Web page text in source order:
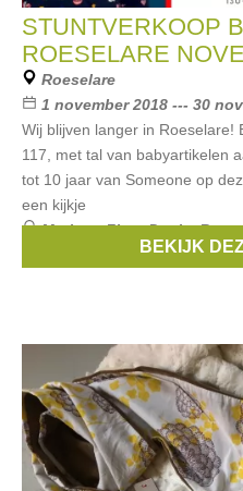
STUNTVERKOOP
ROESELARE
Roeselare
1 november 2018 --- 30
Wij blijven langer in Roeselare!
117, met tal van babyartikelen
tot 10 jaar van Someone op
een kijkje
Merken:First,Ducky Beau
BEKIJK